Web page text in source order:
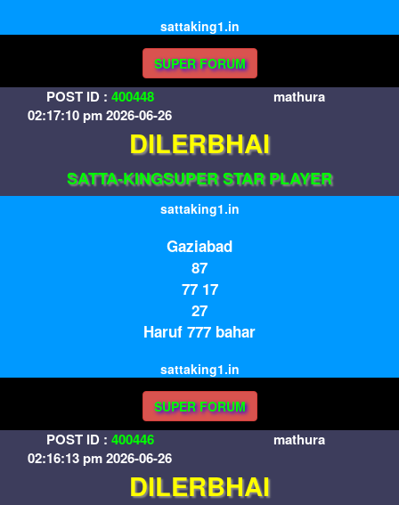
sattaking1.in
SUPER FORUM
POST ID : 400448
02:17:10 pm 2026-06-26
mathura
DILERBHAI
SATTA-KINGSUPER STAR PLAYER
sattaking1.in
Gaziabad
87
77 17
27
Haruf 777 bahar
sattaking1.in
SUPER FORUM
POST ID : 400446
02:16:13 pm 2026-06-26
mathura
DILERBHAI